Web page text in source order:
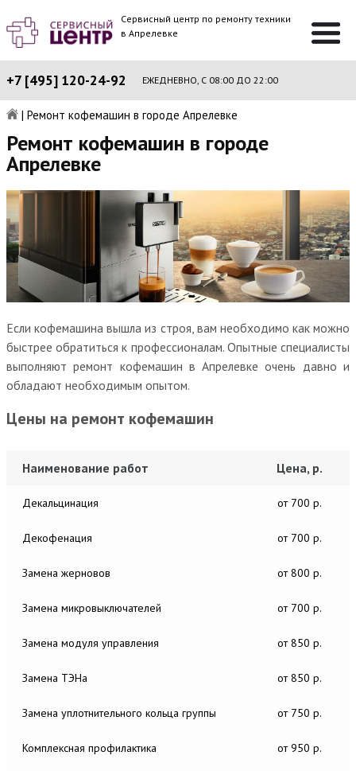
Сервисный центр по ремонту техники
в Апрелевке
+7 [495] 120-24-92 ЕЖЕДНЕВНО, С 08:00 ДО 22:00
| Ремонт кофемашин в городе Апрелевке
Ремонт кофемашин в городе
Апрелевке
Если кофемашина вышла из строя, вам необходимо как можно
быстрее обратиться к профессионалам. Опытные специалисты
выполняют ремонт кофемашин в Апрелевке очень давно и
обладают необходимым опытом.
Цены на ремонт кофемашин
Наименование работ Цена, р.
Декальцинация от 700 р.
Декофенация от 700 р.
Замена жерновов от 800 р.
Замена микровыключателей от 700 р.
Замена модуля управления от 850 р.
Замена ТЭНа от 850 р.
Замена уплотнительного кольца группы от 750 р.
Комплексная профилактика от 950 р.